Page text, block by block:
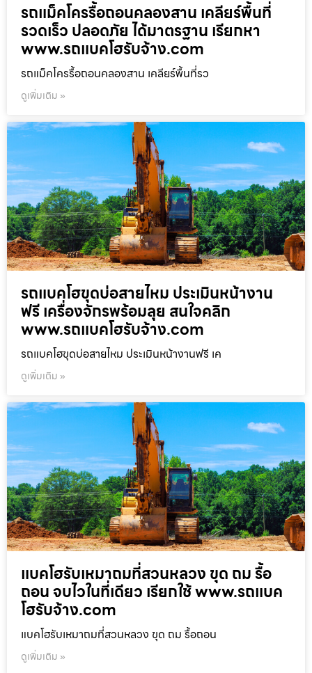
รถแม็คโครรื้อถอนคลองสาน เคลียร์พื้นที่
รวดเร็ว ปลอดภัย ได้มาตรฐาน เรียกหา
www.รถแบคโฮรับจ้าง.com
รถแม็คโครรื้อถอนคลองสาน เคลียร์พื้นที่รว
ดูเพิ่มเติม »
รถแบคโฮขุดบ่อสายไหม ประเมินหน้างาน
ฟรี เครื่องจักรพร้อมลุย สนใจคลิก
www.รถแบคโฮรับจ้าง.com
รถแบคโฮขุดบ่อสายไหม ประเมินหน้างานฟรี เค
ดูเพิ่มเติม »
แบคโฮรับเหมาถมที่สวนหลวง ขุด ถม รื้อ
ถอน จบไวในที่เดียว เรียกใช้ www.รถแบค
โฮรับจ้าง.com
แบคโฮรับเหมาถมที่สวนหลวง ขุด ถม รื้อถอน
ดูเพิ่มเติม »